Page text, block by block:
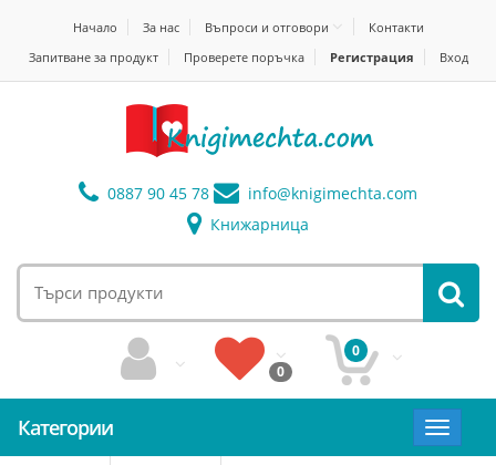
Начало За нас Въпроси и отговори
Контакти
Запитване за продукт
Проверете поръчка Регистрация Вход
0887 90 45 78 info@knigimechta.com
Книжарница
0
0
Категории
Toggle